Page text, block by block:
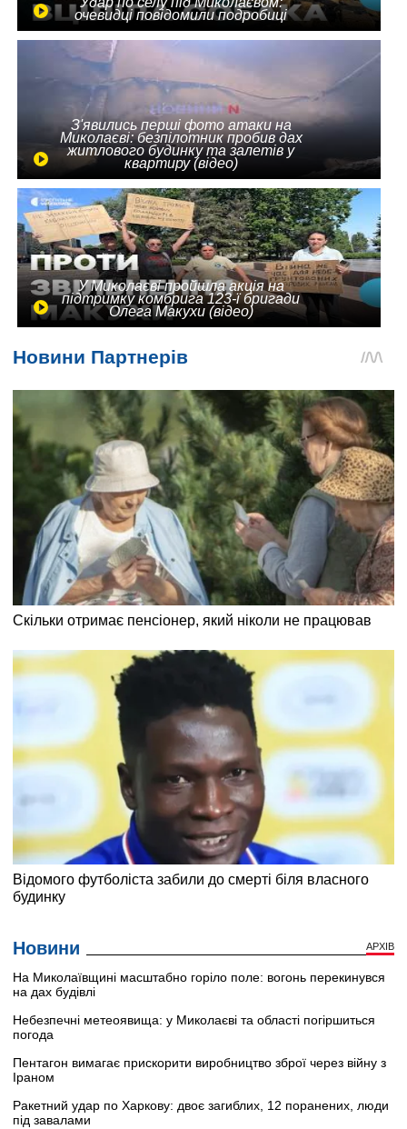
очевидці повідомили подробиці
З'явились перші фото атаки на
Миколаєві: безпілотник пробив дах
житлового будинку та залетів у
квартиру (відео)
У Миколаєві пройшла акція на
підтримку комбрига 123-ї бригади
Олега Макухи (відео)
Новини АРХІВ
На Миколаївщині масштабно горіло поле: вогонь перекинувся
на дах будівлі
Небезпечні метеоявища: у Миколаєві та області погіршиться
погода
Пентагон вимагає прискорити виробництво зброї через війну з
Іраном
Ракетний удар по Харкову: двоє загиблих, 12 поранених, люди
під завалами